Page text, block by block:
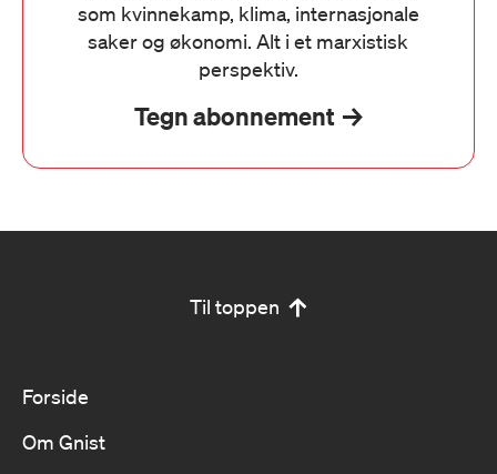
som kvinnekamp, klima, internasjonale
saker og økonomi. Alt i et marxistisk
perspektiv.
Tegn abonnement
Til toppen
Forside
Om Gnist